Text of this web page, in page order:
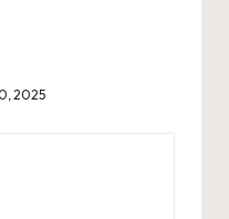
2025